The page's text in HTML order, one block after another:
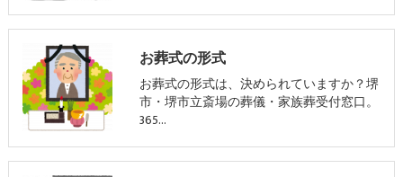
お葬式の形式
お葬式の形式は、決められていますか？堺
市・堺市立斎場の葬儀・家族葬受付窓口。
365…